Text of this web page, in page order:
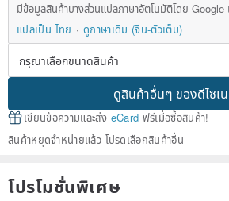
มีข้อมูลสินค้าบางส่วนแปลภาษาอัตโนมัติโดย Google
แปลเป็น ไทย
ดูภาษาเดิม (จีน-ตัวเต็ม)
ดูสินค้าอื่นๆ ของดีไซเ
เขียนข้อความและส่ง eCard ฟรีเมื่อซื้อสินค้า!
สินค้าหยุดจำหน่ายแล้ว โปรดเลือกสินค้าอื่น
โปรโมชั่นพิเศษ